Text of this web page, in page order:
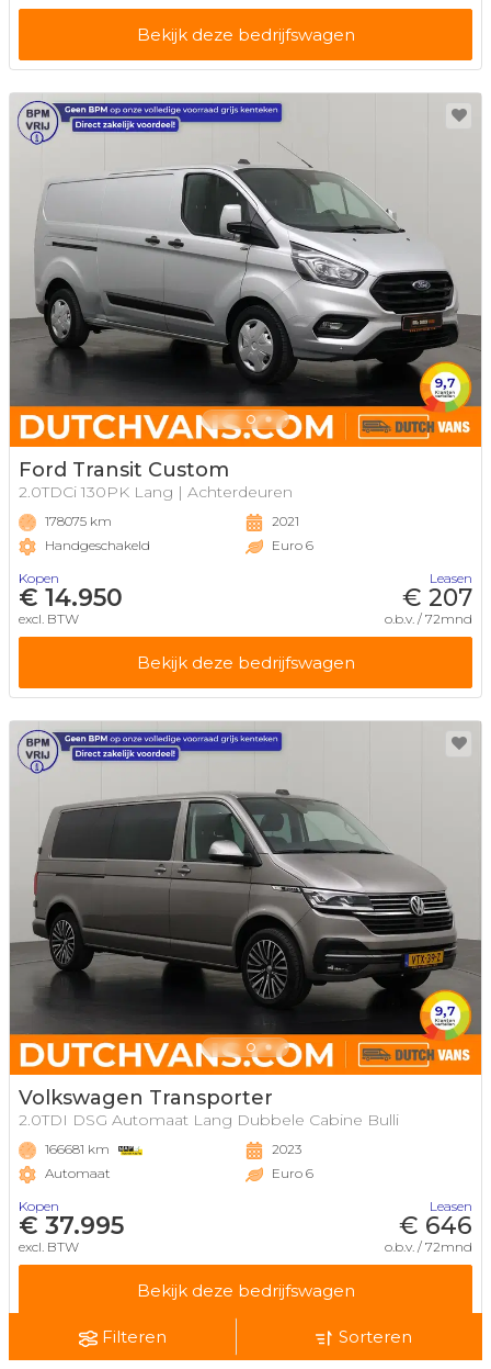
Bekijk deze bedrijfswagen
Ford Transit Custom
2.0TDCi 130PK Lang | Achterdeuren
178075 km
Handgeschakeld
2021
Euro 6
Kopen
€ 14.950
excl. BTW
Leasen
€ 207
o.b.v. / 72mnd
Bekijk deze bedrijfswagen
Volkswagen Transporter
2.0TDI DSG Automaat Lang Dubbele Cabine Bulli
166681 km
Automaat
2023
Euro 6
Kopen
€ 37.995
excl. BTW
Leasen
€ 646
o.b.v. / 72mnd
Bekijk deze bedrijfswagen
Filteren Sorteren